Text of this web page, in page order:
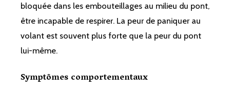
bloquée dans les embouteillages au milieu du pont,
être incapable de respirer. La peur de paniquer au
volant est souvent plus forte que la peur du pont
lui-même.
Symptômes comportementaux